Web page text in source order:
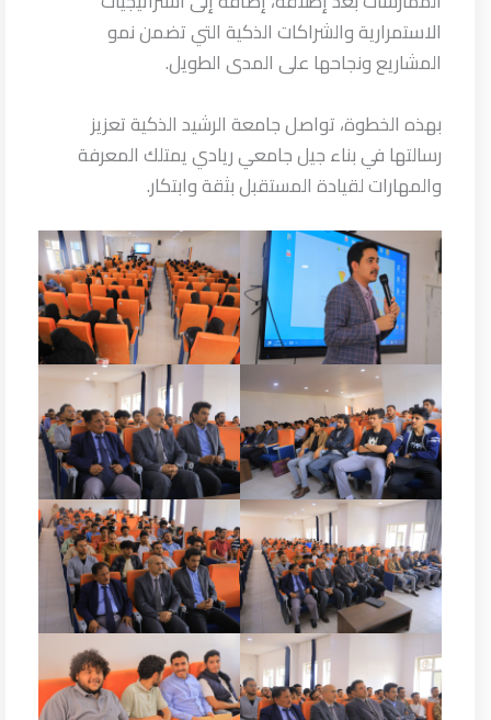
الاستمرارية والشراكات الذكية التي تضمن نمو
المشاريع ونجاحها على المدى الطويل.
بهذه الخطوة، تواصل جامعة الرشيد الذكية تعزيز
رسالتها في بناء جيل جامعي ريادي يمتلك المعرفة
والمهارات لقيادة المستقبل بثقة وابتكار.